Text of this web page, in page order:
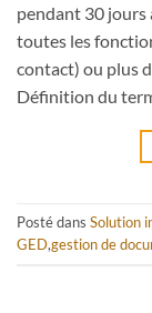
pendant 30 jours
toutes les
contact) ou plus
Définition du
Posté dans Solution
GED,gestion de